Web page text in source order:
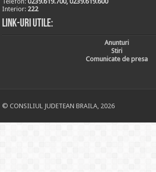
Interior: 222
Link-uri utile:
Anunturi
Stiri
Comunicate de presa
© CONSILIUL JUDETEAN BRAILA, 2026